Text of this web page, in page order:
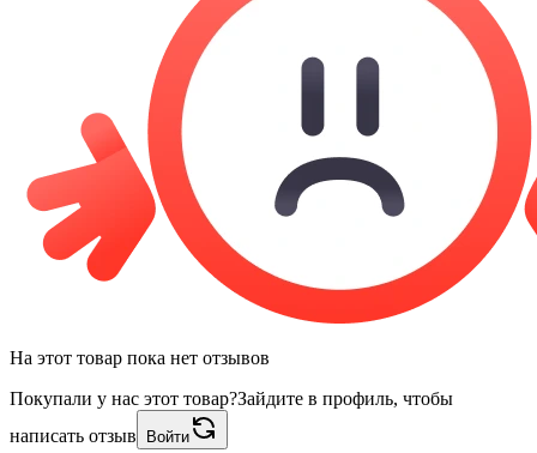
На этот товар пока нет отзывов
Покупали у нас этот товар?Зайдите в профиль, чтобы
написать отзыв
Войти